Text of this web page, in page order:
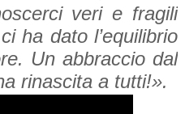
veri e fragili
ha dato l’equilibrio
Un abbraccio dal
rinascita a tutti!».